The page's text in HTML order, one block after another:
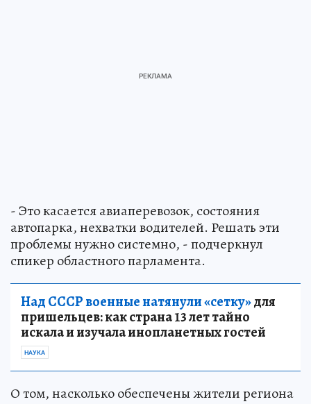
- Это касается авиаперевозок, состояния
автопарка, нехватки водителей. Решать эти
проблемы нужно системно, - подчеркнул
спикер областного парламента.
Над СССР военные натянули «сетку»для
пришельцев: как страна 13 лет тайно
искала и изучала инопланетных гостей
НАУКА
О том, насколько обеспечены жители региона